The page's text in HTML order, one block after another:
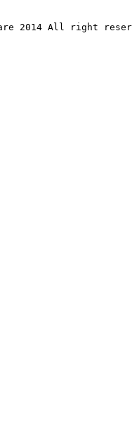
2014 All right